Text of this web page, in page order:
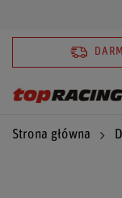
Strona główna